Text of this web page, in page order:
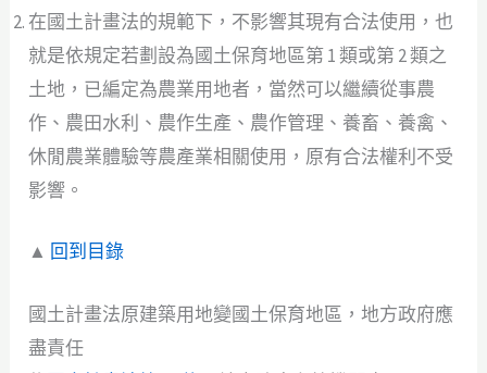
在國土計畫法的規範下，不影響其現有合法使用，也
就是依規定若劃設為國土保育地區第 1 類或第 2 類之
土地，已編定為農業用地者，當然可以繼續從事農
作、農田水利、農作生產、農作管理、養畜、養禽、
休閒農業體驗等農產業相關使用，原有合法權利不受
影響。
▲ 回到目錄
國土計畫法原建築用地變國土保育地區，地方政府應
盡責任